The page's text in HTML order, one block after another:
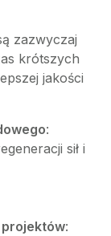
zazwyczaj
krótszych
jakości
:
sił i
: